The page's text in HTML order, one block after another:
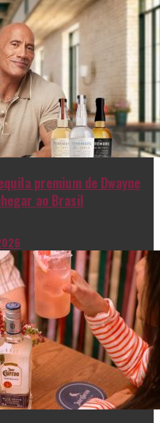
premium de Dwayne
ao Brasil